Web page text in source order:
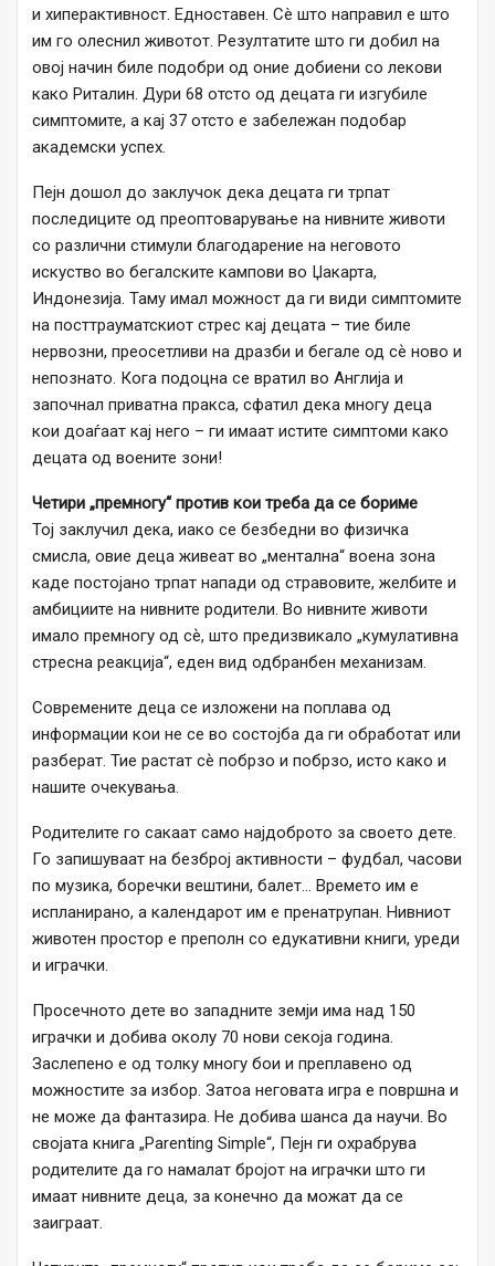
и хиперактивност. Едноставен. Сè што направил е што
им го олеснил животот. Резултатите што ги добил на
овој начин биле подобри од оние добиени со лекови
како Риталин. Дури 68 отсто од децата ги изгубиле
симптомите, а кај 37 отсто е забележан подобар
академски успех.
Пејн дошол до заклучок дека децата ги трпат
последиците од преоптоварување на нивните животи
со различни стимули благодарение на неговото
искуство во бегалските кампови во Џакарта,
Индонезија. Таму имал можност да ги види симптомите
на посттрауматскиот стрес кај децата – тие биле
нервозни, преосетливи на дразби и бегале од сѐ ново и
непознато. Кога подоцна се вратил во Англија и
започнал приватна пракса, сфатил дека многу деца
кои доаѓаат кај него – ги имаат истите симптоми како
децата од воените зони!
Четири „премногу“ против кои треба да се бориме
Тој заклучил дека, иако се безбедни во физичка
смисла, овие деца живеат во „ментална“ воена зона
каде постојано трпат напади од стравовите, желбите и
амбициите на нивните родители. Во нивните животи
имало премногу од сѐ, што предизвикало „кумулативна
стресна реакција“, еден вид одбранбен механизам.
Современите деца се изложени на поплава од
информации кои не се во состојба да ги обработат или
разберат. Тие растат сѐ побрзо и побрзо, исто како и
нашите очекувања.
Родителите го сакаат само најдоброто за своето дете.
Го запишуваат на безброј активности – фудбал, часови
по музика, боречки вештини, балет… Времето им е
испланирано, а календарот им е пренатрупан. Нивниот
животен простор е преполн со едукативни книги, уреди
и играчки.
Просечното дете во западните земји има над 150
играчки и добива околу 70 нови секоја година.
Заслепено е од толку многу бои и преплавено од
можностите за избор. Затоа неговата игра е површна и
не може да фантазира. Не добива шанса да научи. Во
својата книга „Parenting Simple“, Пејн ги охрабрува
родителите да го намалат бројот на играчки што ги
имаат нивните деца, за конечно да можат да се
заиграат.